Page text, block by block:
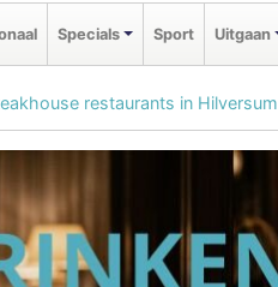
Specials Sport Uitgaan
restaurants in Hilversum